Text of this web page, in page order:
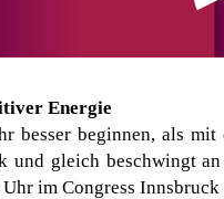
Energie
besser beginnen, als
und gleich beschwingt
im Congress